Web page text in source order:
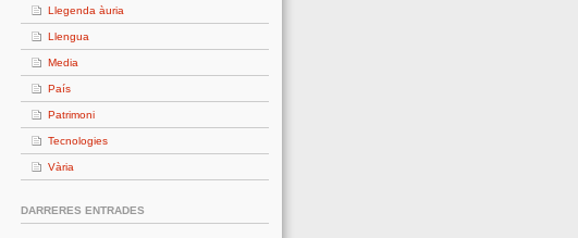
Llegenda àuria
Llengua
Media
País
Patrimoni
Tecnologies
Vària
DARRERES ENTRADES